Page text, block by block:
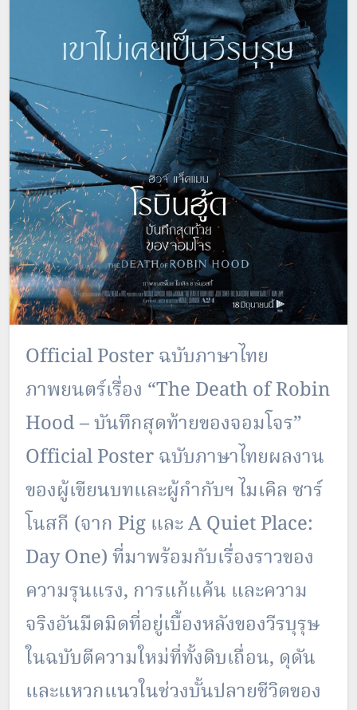
Official Poster ฉบับภาษาไทย
ภาพยนตร์เรื่อง “The Death of Robin
Hood – บันทึกสุดท้ายของจอมโจร”
Official Poster ฉบับภาษาไทยผลงาน
ของผู้เขียนบทและผู้กำกับฯ ไมเคิล ซาร์
โนสกี (จาก Pig และ A Quiet Place:
Day One) ที่มาพร้อมกับเรื่องราวของ
ความรุนแรง, การแก้แค้น และความ
จริงอันมืดมิดที่อยู่เบื้องหลังของวีรบุรุษ
ในฉบับตีความใหม่ที่ทั้งดิบเถื่อน, ดุดัน
และแหวกแนวในช่วงบั้นปลายชีวิตของ